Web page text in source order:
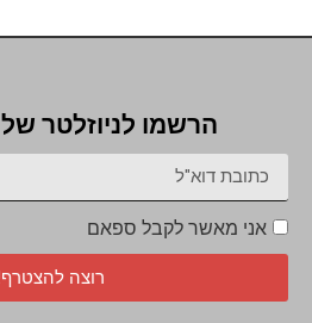
הרשמו לניוזלטר
אני מאשר לקבל ספאם
רוצה